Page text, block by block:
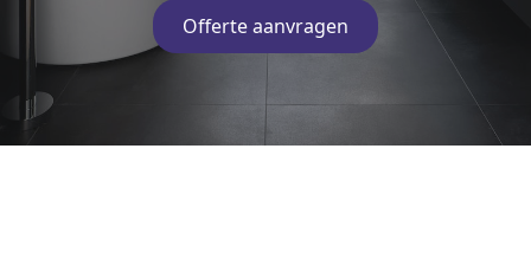
Offerte aanvragen